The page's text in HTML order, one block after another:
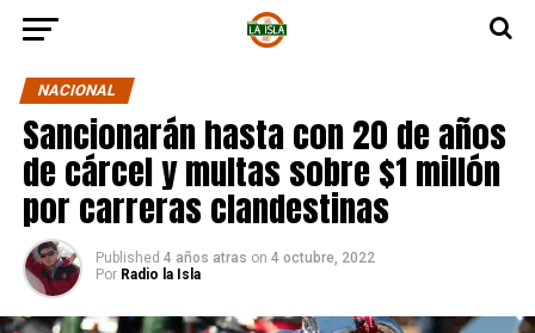
NACIONAL
Sancionarán hasta con 20 de años
de cárcel y multas sobre $1 millón
por carreras clandestinas
Published 4 años atras on 4 octubre, 2022
Por Radio la Isla